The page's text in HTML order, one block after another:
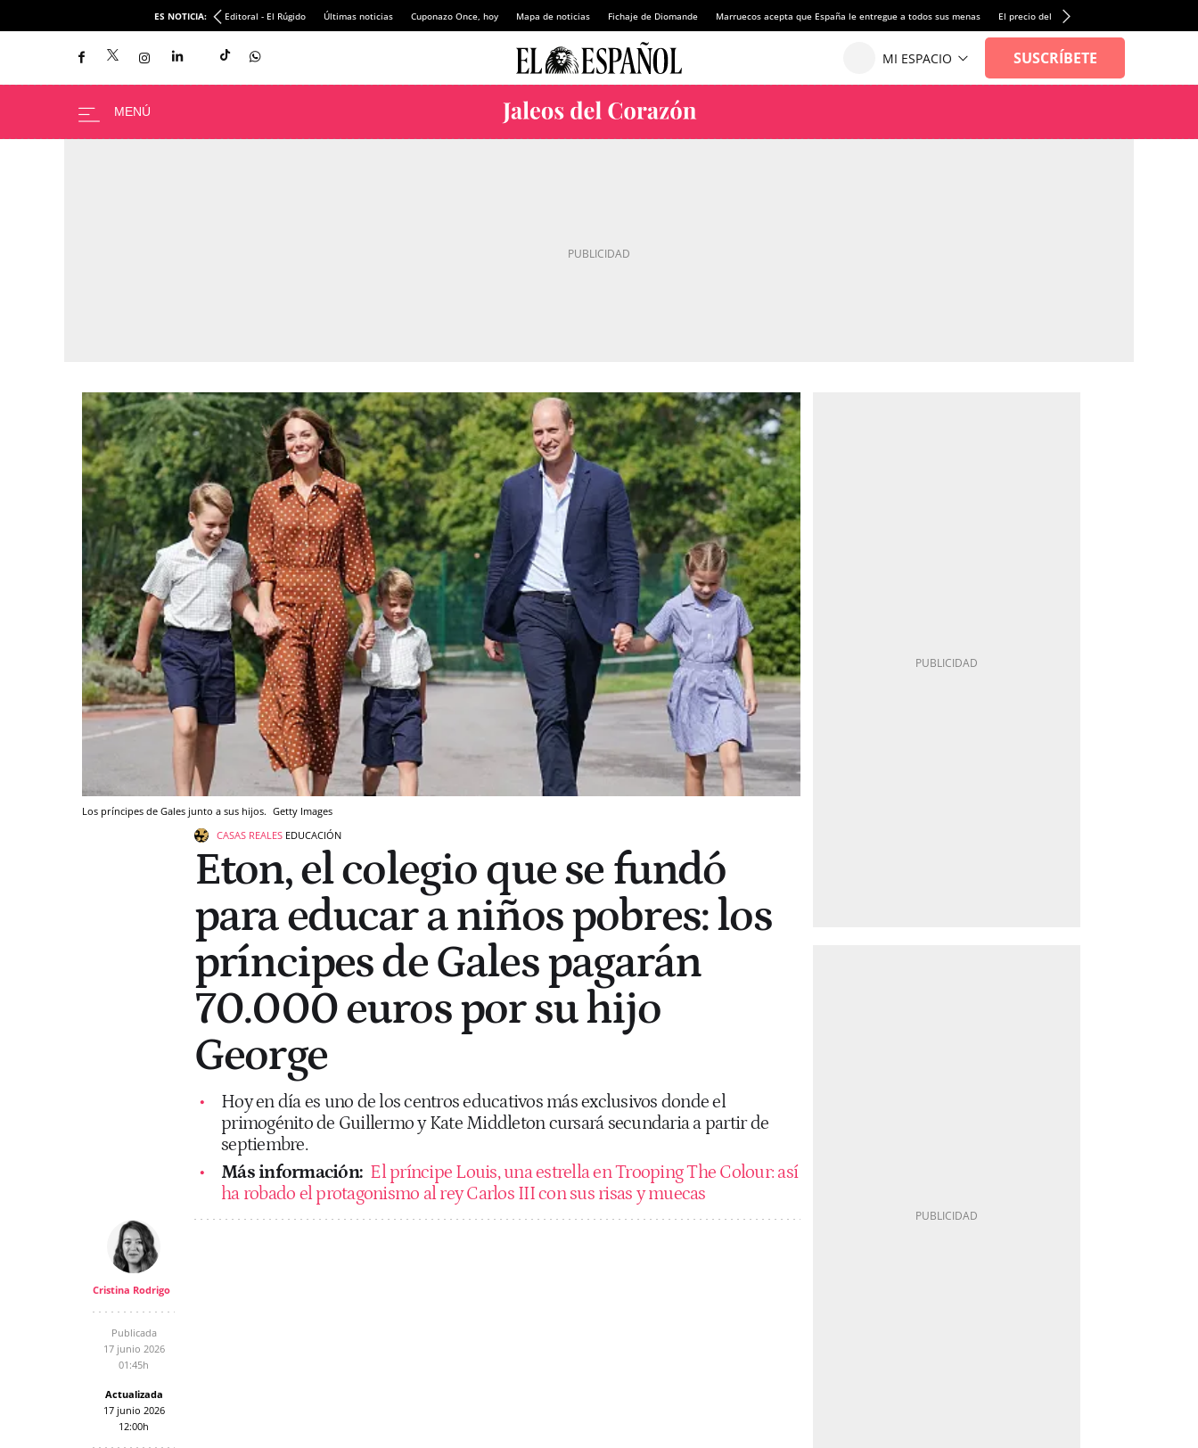
ES NOTICIA: Editoral - El Rúgido Últimas noticias Cuponazo Once, hoy Mapa de noticias Fichaje de Diomande Marruecos acepta que España le entregue a todos sus menas El precio del alquiler de vivienda baja por
Los príncipes de Gales junto a sus hijos. Getty Images
CASAS REALES EDUCACIÓN
Eton, el colegio que se fundó
para educar a niños pobres: los
príncipes de Gales pagarán
70.000 euros por su hijo
George
Hoy en día es uno de los centros educativos más exclusivos donde el
primogénito de Guillermo y Kate Middleton cursará secundaria a partir de
septiembre.
Más información: El príncipe Louis, una estrella en Trooping The Colour: así
ha robado el protagonismo al rey Carlos III con sus risas y muecas
Cristina Rodrigo
Publicada
17 junio 2026
01:45h
Actualizada
17 junio 2026
12:00h